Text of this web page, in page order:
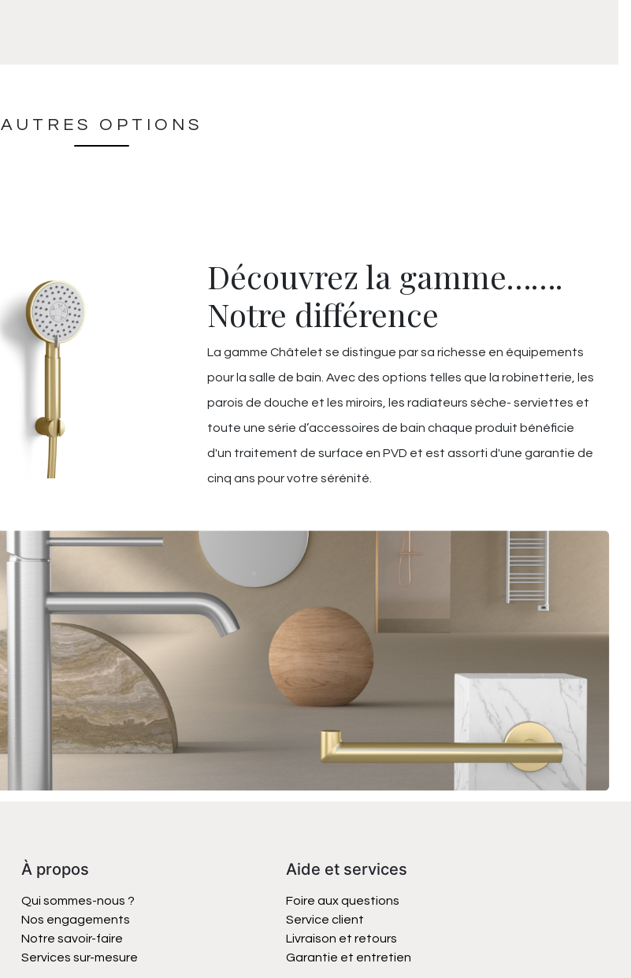
AUTRES OPTIONS
Découvrez la gamme…….
Notre différence
La gamme Châtelet se distingue par sa richesse en équipements
pour la salle de bain. Avec des options telles que la robinetterie, les
parois de douche et les miroirs, les radiateurs sèche- serviettes et
toute une série d’accessoires de bain chaque produit bénéficie
d'un traitement de surface en PVD et est assorti d'une garantie de
cinq ans pour votre sérénité.
À propos
Qui sommes-nous ?
Nos engagements
Notre savoir-faire
Services sur-mesure
Aide et services
Foire aux questions
Service client
Livraison et retours
Garantie et entretien